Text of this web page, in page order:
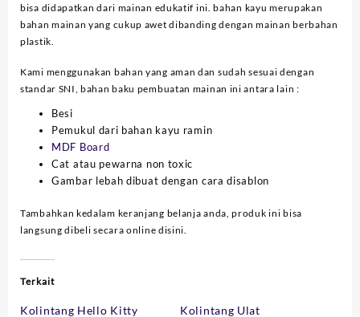
bisa didapatkan dari mainan edukatif ini. bahan kayu merupakan
bahan mainan yang cukup awet dibanding dengan mainan berbahan
plastik.
Kami menggunakan bahan yang aman dan sudah sesuai dengan
standar SNI, bahan baku pembuatan mainan ini antara lain :
Besi
Pemukul dari bahan kayu ramin
MDF Board
Cat atau pewarna non toxic
Gambar lebah dibuat dengan cara disablon
Tambahkan kedalam keranjang belanja anda, produk ini bisa
langsung dibeli secara online disini.
Terkait
Kolintang Hello Kitty Kolintang Ulat